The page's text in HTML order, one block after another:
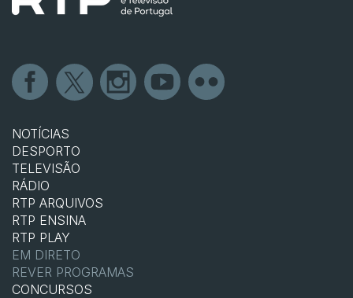
NOTÍCIAS
DESPORTO
TELEVISÃO
RÁDIO
RTP ARQUIVOS
RTP ENSINA
RTP PLAY
EM DIRETO
REVER PROGRAMAS
CONCURSOS